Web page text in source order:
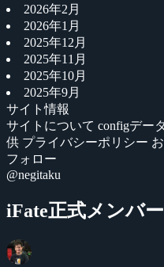
2026年2月
2026年1月
2025年12月
2025年11月
2025年10月
2025年9月
サイト情報
サイトについて configデー
供 プライバシーポリシー
フォロー
@negitaku
iFate正式メンバー